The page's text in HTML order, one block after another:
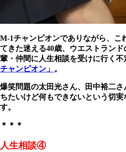
M-1チャンピオンでありながら、こ
てきた迷える40歳、ウエストラン
輩・仲間に人生相談を受けに行く不
チャンピオン」 。
爆笑問題の太田光さん、田中裕二
ちたいけど何もできないという切
す。
＊＊＊
人生相談④